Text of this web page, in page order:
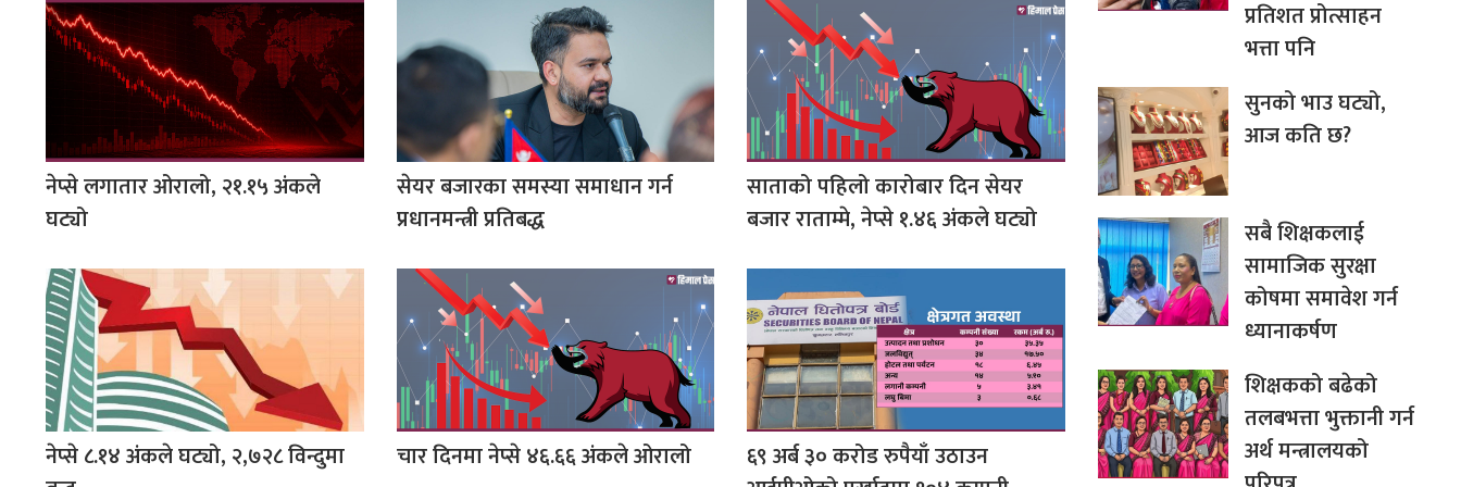
नेप्से लगातार ओरालो, २१.१५ अंकले
घट्यो
सेयर बजारका समस्या समाधान गर्न
प्रधानमन्त्री प्रतिबद्ध
साताको पहिलो कारोबार दिन सेयर
बजार राताम्मे, नेप्से १.४६ अंकले घट्यो
नेप्से ८.१४ अंकले घट्यो, २,७२८ विन्दुमा
चार दिनमा नेप्से ४६.६६ अंकले ओरालो
६९ अर्ब ३० करोड रुपैयाँ उठाउन
प्रतिशत प्रोत्साहन
भत्ता पनि
सुनको भाउ घट्यो,
आज कति छ?
सबै शिक्षकलाई
सामाजिक सुरक्षा
कोषमा समावेश गर्न
ध्यानाकर्षण
शिक्षकको बढेको
तलबभत्ता भुक्तानी गर्न
अर्थ मन्त्रालयको